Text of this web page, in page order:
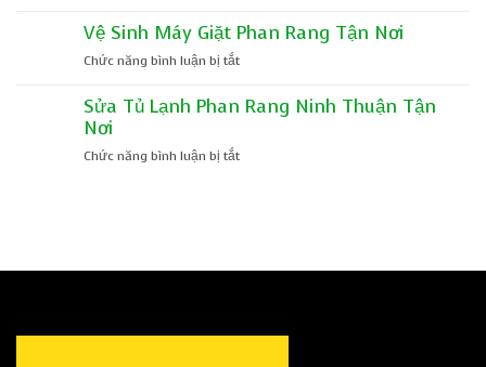
Vụ
Nghiệp
Ninh
Vụ
Tôn
Thấm
Rang
Vệ Sinh Máy Giặt Phan Rang Tận Nơi
Chức năng bình luận bị tắtở
Sinh
Phan
Sửa Tủ Lạnh Phan Rang Ninh Thuận Tận
Nơi
Chức năng bình luận bị tắtở
Nơi